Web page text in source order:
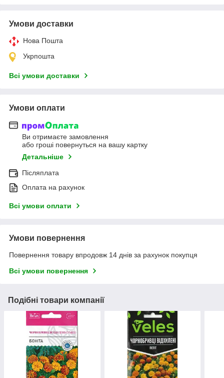
Умови доставки
Нова Пошта
Укрпошта
Всі умови доставки
Умови оплати
Ви отримаєте замовлення
або гроші повернуться на вашу картку
Детальніше
Післяплата
Оплата на рахунок
Всі умови оплати
Умови повернення
Повернення товару впродовж 14 днів за рахунок покупця
Всі умови повернення
Подібні товари компанії